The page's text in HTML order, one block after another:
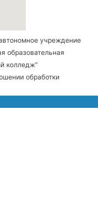
учреждение
образовательная
колледж"
обработки